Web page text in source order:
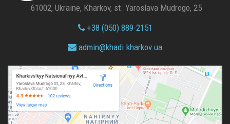
61002, Ukraine, Kharkov, st. Yaroslava Mudrogo, 25
+38 (050) 889-2151
admin@khadi.kharkov.ua